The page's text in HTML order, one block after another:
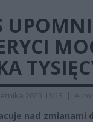
2025 13:13 | Autor:
nad